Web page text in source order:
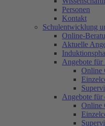
Personen
Kontakt
Schulentwicklung
Online-
Aktuelle
Angebote für
Online
Angebote für
Online